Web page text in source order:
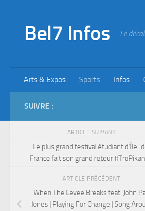
Bel7 Infos Le
Arts & Expos Sports Infos
SUIVRE :
ARTICLE SUIVANT
Le plus grand festival étudiant d’Île-
France fait son grand retour
ARTICLE PRÉCÉDENT
When The Levee Breaks feat. John
Jones | Playing For Change | Song